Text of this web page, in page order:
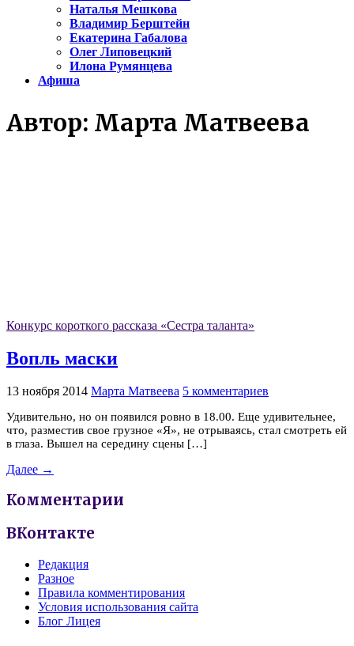
Наталья Мешкова
Владимир Берштейн
Екатерина Габалова
Олег Липовецкий
Илона Румянцева
Афиша
Автор: Марта Матвеева
Конкурс короткого рассказа «Сестра таланта»
Вопль маски
13 ноября 2014 Марта Матвеева 5 комментариев
Удивительно, но он появился ровно в 18.00. Еще удивительнее,
что, разместив свое грузное «Я», не отрываясь, стал смотреть ей
в глаза. Вышел на середину сцены […]
Далее →
Комментарии
ВКонтакте
Редакция
Разное
Правила комментирования
Условия использования сайта
Блог Лицея